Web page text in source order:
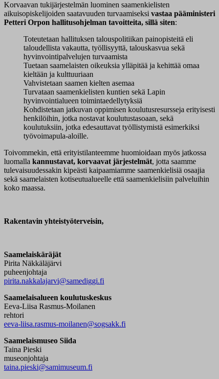
Korvaavan tukijärjestelmän luominen saamenkielisten
aikuisopiskelijoiden saatavuuden turvaamiseksi vastaa pääministeri
Petteri Orpon hallitusohjelman tavoitteita, sillä siten:
Toteutetaan hallituksen talouspolitiikan painopisteitä eli
taloudellista vakautta, työllisyyttä, talouskasvua sekä
hyvinvointipalvelujen turvaamista
Tuetaan saamelaisten oikeuksia ylläpitää ja kehittää omaa
kieltään ja kulttuuriaan
Vahvistetaan saamen kielten asemaa
Turvataan saamenkielisten kuntien sekä Lapin
hyvinvointialueen toimintaedellytyksiä
Kohdistetaan jatkuvan oppimisen koulutusresursseja erityisesti
henkilöihin, jotka nostavat koulutustasoaan, sekä
koulutuksiin, jotka edesauttavat työllistymistä esimerkiksi
työvoimapula-aloille.
Toivommekin, että erityistilanteemme huomioidaan myös jatkossa
luomalla kannustavat, korvaavat järjestelmät, jotta saamme
tulevaisuudessakin kipeästi kaipaamiamme saamenkielisiä osaajia
sekä saamelaisten kotiseutualueelle että saamenkielisiin palveluihin
koko maassa.
Rakentavin yhteistyöterveisin,
Saamelaiskäräjät
Pirita Näkkäläjärvi
puheenjohtaja
pirita.nakkalajarvi@samediggi.fi
Saamelaisalueen koulutuskeskus
Eeva-Liisa Rasmus-Moilanen
rehtori
eeva-liisa.rasmus-moilanen@sogsakk.fi
Saamelaismuseo Siida
Taina Pieski
museonjohtaja
taina.pieski@samimuseum.fi